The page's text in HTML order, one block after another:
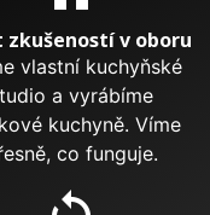
zkušeností v oboru
vlastní kuchyňské
a vyrábíme
kuchyně. Víme
co funguje.